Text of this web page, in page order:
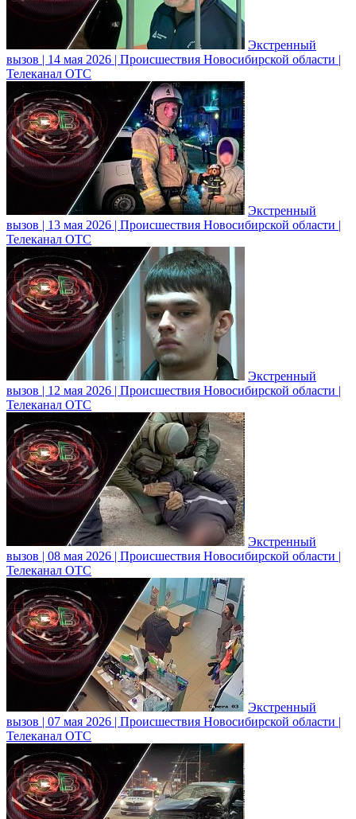
Экстренный
вызов | 14 мая 2026 | Происшествия Новосибирской области |
Телеканал ОТС
Экстренный
вызов | 13 мая 2026 | Происшествия Новосибирской области |
Телеканал ОТС
Экстренный
вызов | 12 мая 2026 | Происшествия Новосибирской области |
Телеканал ОТС
Экстренный
вызов | 08 мая 2026 | Происшествия Новосибирской области |
Телеканал ОТС
Экстренный
вызов | 07 мая 2026 | Происшествия Новосибирской области |
Телеканал ОТС